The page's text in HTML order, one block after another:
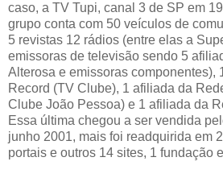
caso, a TV Tupi, canal 3 de SP em
grupo conta com 50 veículos de
5 revistas 12 rádios (entre elas a
emissoras de televisão sendo 5
Alterosa e emissoras componentes),
Record (TV Clube), 1 afiliada da
Clube João Pessoa) e 1 afiliada da
Essa última chegou a ser vendida
junho 2001, mais foi readquirida em
portais e outros 14 sites, 1 fundação